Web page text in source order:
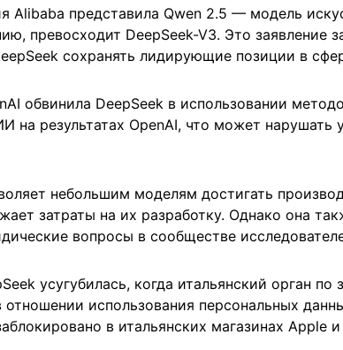
Alibaba представила Qwen 2.5 — модель
превосходит DeepSeek-V3. Это заявление
сохранять лидирующие позиции в
обвинила DeepSeek в использовании
на результатах OpenAI, что может нарушать
небольшим моделям достигать
затраты на их разработку. Однако она
вопросы в сообществе
усугубилась, когда итальянский орган
отношении использования персональных
в итальянских магазинах Apple